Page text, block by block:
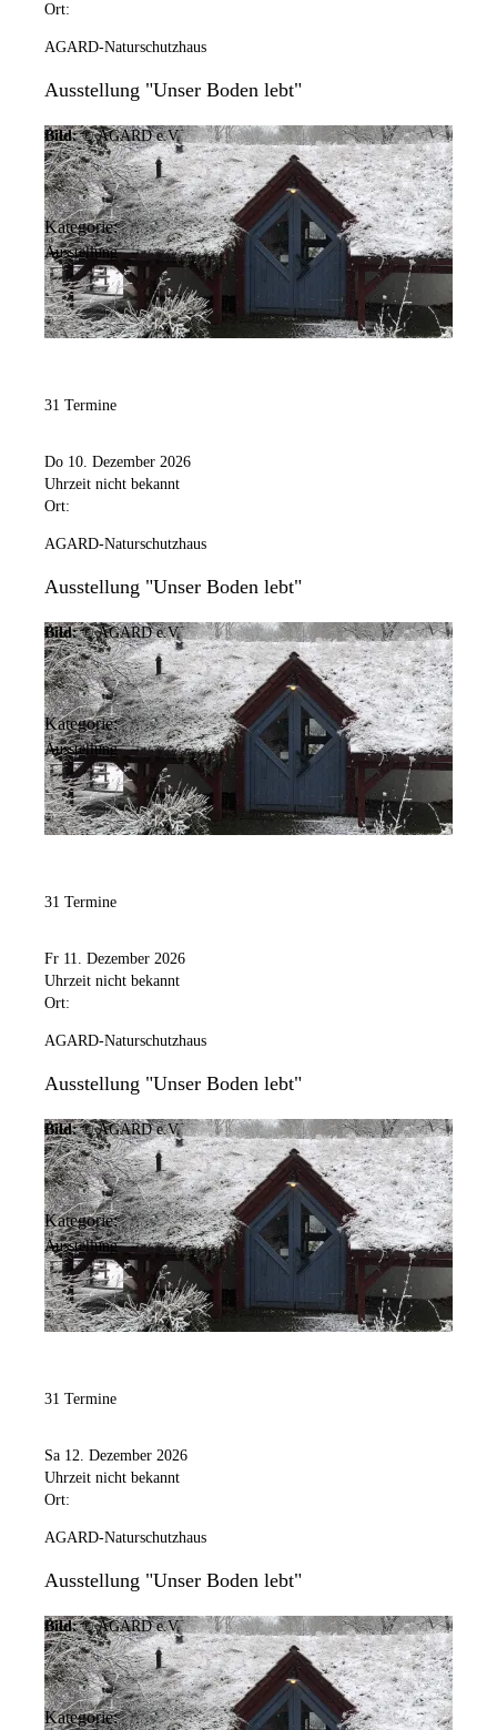
Ort:
AGARD-Naturschutzhaus
Ausstellung "Unser Boden lebt"
Bild: © AGARD e.V.
Kategorie:
Ausstellung
31 Termine
Do 10. Dezember 2026
Uhrzeit nicht bekannt
Ort:
AGARD-Naturschutzhaus
Ausstellung "Unser Boden lebt"
Bild: © AGARD e.V.
Kategorie:
Ausstellung
31 Termine
Fr 11. Dezember 2026
Uhrzeit nicht bekannt
Ort:
AGARD-Naturschutzhaus
Ausstellung "Unser Boden lebt"
Bild: © AGARD e.V.
Kategorie:
Ausstellung
31 Termine
Sa 12. Dezember 2026
Uhrzeit nicht bekannt
Ort:
AGARD-Naturschutzhaus
Ausstellung "Unser Boden lebt"
Bild: © AGARD e.V.
Kategorie: